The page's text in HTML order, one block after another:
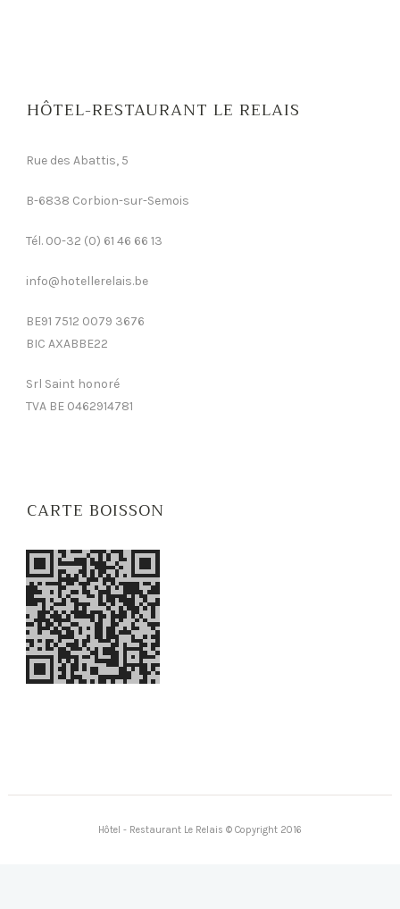
HÔTEL-RESTAURANT LE RELAIS
Rue des Abattis, 5
B-6838 Corbion-sur-Semois
Tél. 00-32 (0) 61 46 66 13
info@hotellerelais.be
BE91 7512 0079 3676
BIC AXABBE22
Srl Saint honoré
TVA BE 0462914781
CARTE BOISSON
Hôtel - Restaurant Le Relais © Copyright 2016